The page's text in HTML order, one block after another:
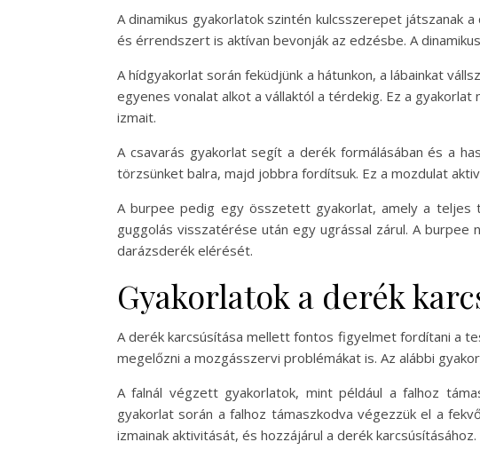
A dinamikus gyakorlatok szintén kulcsszerepet játszanak
és érrendszert is aktívan bevonják az edzésbe. A
A hídgyakorlat során feküdjünk a hátunkon, a lábainkat
egyenes vonalat alkot a vállaktól a térdekig. Ez a
izmait.
A csavarás gyakorlat segít a derék formálásában és a
törzsünket balra, majd jobbra fordítsuk. Ez a mozdulat
A burpee pedig egy összetett gyakorlat, amely a teljes
guggolás visszatérése után egy ugrással zárul. A
darázsderék elérését.
Gyakorlatok a derék
A derék karcsúsítása mellett fontos figyelmet fordítani a
megelőzni a mozgásszervi problémákat is. Az alábbi
A falnál végzett gyakorlatok, mint például a falhoz
gyakorlat során a falhoz támaszkodva végezzük el a
izmainak aktivitását, és hozzájárul a derék karcsúsításához.